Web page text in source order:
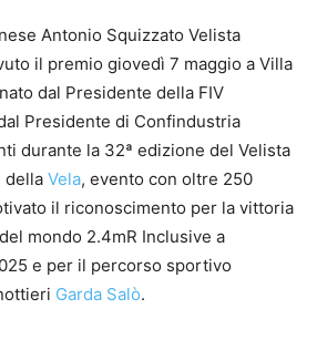
Antonio Squizzato Velista
il premio giovedì 7 maggio a Villa
dal Presidente della FIV
Presidente di Confindustria
durante la 32ª edizione del Velista
della Vela, evento con oltre 250
il riconoscimento per la vittoria
mondo 2.4mR Inclusive a
e per il percorso sportivo
Garda Salò.